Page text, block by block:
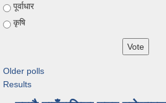
पूर्वाधार
कृषि
Older polls
Results